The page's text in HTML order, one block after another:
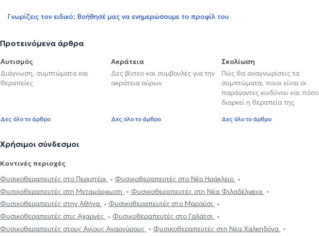
Γνωρίζεις τον ειδικό; Βοήθησέ μας να ενημερώσουμε το προφίλ του
Προτεινόμενα άρθρα
Αυτισμός
Διάγνωση, συμπτώματα και
θεραπείες
Δες όλο το άρθρο
Ακράτεια
Δες βίντεο και συμβουλές για την
ακράτεια ούρων
Δες όλο το άρθρο
Σκολίωση
Πώς θα αναγνωρίσεις τα
συμπτώματα, ποιοι είναι οι
παράγοντες κινδύνου και πόσο
διαρκεί η θεραπεία της
Δες όλο το άρθρο
Χρήσιμοι σύνδεσμοι
Κοντινές περιοχές
Φυσικοθεραπευτές στο Περιστέρι
Φυσικοθεραπευτές στο Νέο Ηράκλειο
Φυσικοθεραπευτές στη Μεταμόρφωση
Φυσικοθεραπευτές στη Νέα Φιλαδέλφεια
Φυσικοθεραπευτές στην Αθήνα
Φυσικοθεραπευτές στο Μαρούσι
Φυσικοθεραπευτές στις Αχαρνές
Φυσικοθεραπευτές στο Γαλάτσι
Φυσικοθεραπευτές στους Αγίους Αναργύρους
Φυσικοθεραπευτές στη Νέα Χαλκηδόνα